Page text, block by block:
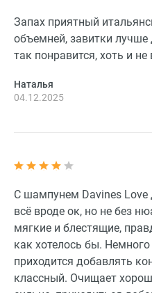
Запах приятный
объемней, завитки
так понравится, хоть и
Наталья
04.12.2025
С шампунем Davines
всё вроде ок, но не без
мягкие и блестящие,
как хотелось бы.
приходится добавлять
классный. Очищает